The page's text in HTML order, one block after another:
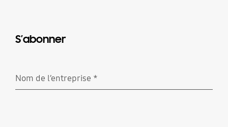
S’abonner
Nom de l’entreprise *